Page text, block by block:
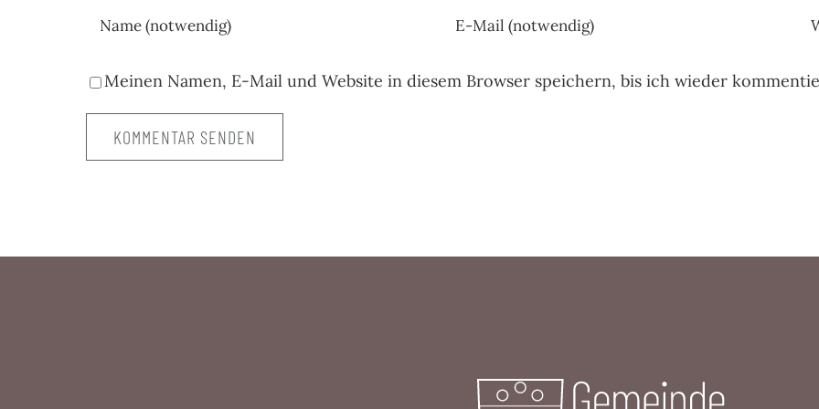
Meinen Namen, E-Mail und Website in diesem Browser speichern, bis ich wieder